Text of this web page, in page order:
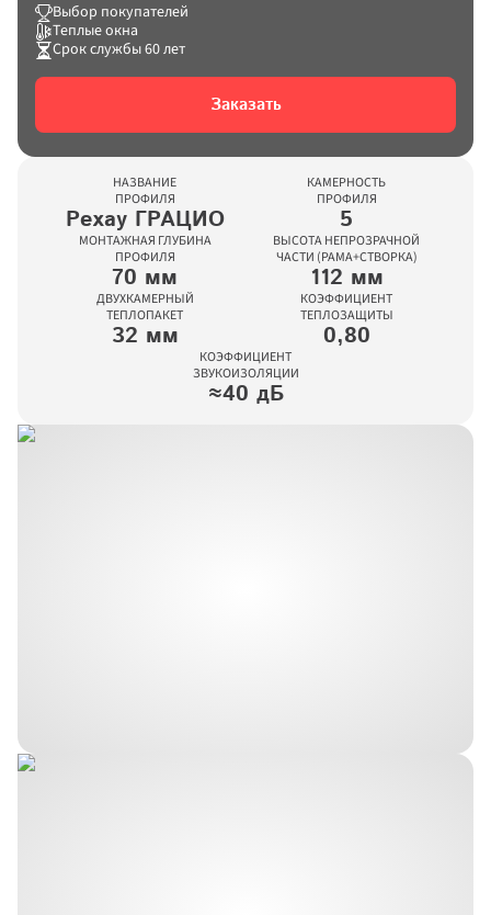
Выбор покупателей
Теплые окна
Срок службы 60 лет
Заказать
НАЗВАНИЕ
ПРОФИЛЯ
Рехау ГРАЦИО
КАМЕРНОСТЬ
ПРОФИЛЯ
5
МОНТАЖНАЯ ГЛУБИНА
ПРОФИЛЯ
70 мм
ВЫСОТА НЕПРОЗРАЧНОЙ
ЧАСТИ (РАМА+СТВОРКА)
112 мм
ДВУХКАМЕРНЫЙ
ТЕПЛОПАКЕТ
32 мм
КОЭФФИЦИЕНТ
ТЕПЛОЗАЩИТЫ
0,80
КОЭФФИЦИЕНТ
ЗВУКОИЗОЛЯЦИИ
≈40 дБ